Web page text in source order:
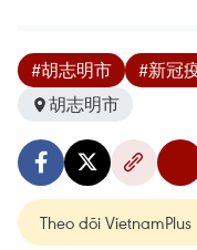
#胡志明市 #新冠
胡志明市
Theo dõi VietnamPlus